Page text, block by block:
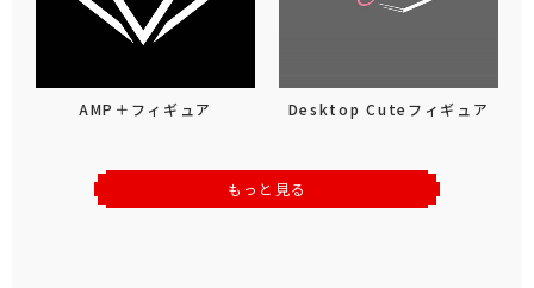
AMP＋フィギュア Desktop Cuteフィギュア
もっと見る